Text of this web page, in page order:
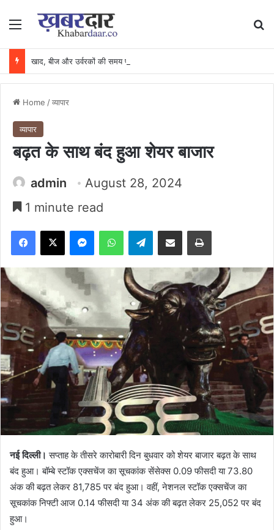
Menu
Home /व्यापार
व्यापार
बढ़त के साथ बंद हुआ शेयर बाजार
admin
August 28, 2024
1 minute read
Facebook
X MessengerWhatsAppTelegramShare via Email Print
नई दिल्ली। सप्ताह के तीसरे कारोबारी दिन बुधवार को शेयर बाजार बढ़त के साथ
बंद हुआ। बॉम्बे स्टॉक एक्सचेंज का सूचकांक सेंसेक्स 0.09 फीसदी या 73.80
अंक की बढ़त लेकर 81,785 पर बंद हुआ। वहीं, नेशनल स्टॉक एक्सचेंज का
सूचकांक निफ्टी आज 0.14 फीसदी या 34 अंक की बढ़त लेकर 25,052 पर बंद
हुआ।